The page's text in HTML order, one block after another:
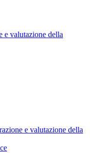
e valutazione della
e valutazione della